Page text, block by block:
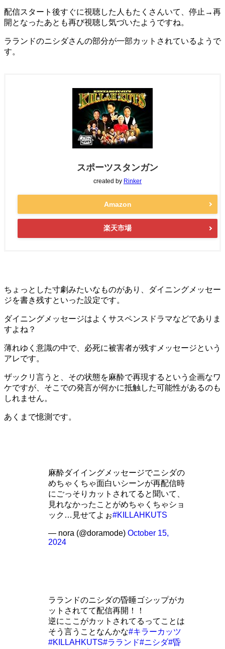
配信スタート後すぐに視聴した人もたくさんいて、停止→再
開となったあとも再び視聴し気づいたようですね。
ラランドのニシダさんの部分が一部カットされているようで
す。
スポーツスタンガン
created by Rinker
Amazon
楽天市場
ちょっとした寸劇みたいなものがあり、ダイニングメッセー
ジを書き残すといった設定です。
ダイニングメッセージはよくサスペンスドラマなどでありま
すよね？
薄れゆく意識の中で、必死に被害者が残すメッセージという
アレです。
ザックリ言うと、その状態を麻酔で再現するという企画なワ
ケですが、そこでの発言が何かに抵触した可能性があるのも
しれません。
あくまで憶測です。
麻酔ダイイングメッセージでニシダの
めちゃくちゃ面白いシーンが再配信時
にごっそりカットされてると聞いて、
見れなかったことがめちゃくちゃショ
ック…見せてよぉ#KILLAHKUTS
— nora (@doramode) October 15,
2024
ラランドのニシダの昏睡ゴシップがカ
ットされてて配信再開！！
逆にここがカットされてるってことは
そう言うことなんかな#キラーカッツ
#KILLAHKUTS#ラランド#ニシダ#昏